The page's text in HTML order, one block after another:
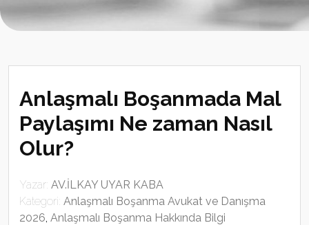
Anlaşmalı Boşanmada Mal
Paylaşımı Ne zaman Nasıl
Olur?
Yazar: AV.İLKAY UYAR KABA
Kategori: Anlaşmalı Boşanma Avukat ve Danışma
2026, Anlaşmalı Boşanma Hakkında Bilgi